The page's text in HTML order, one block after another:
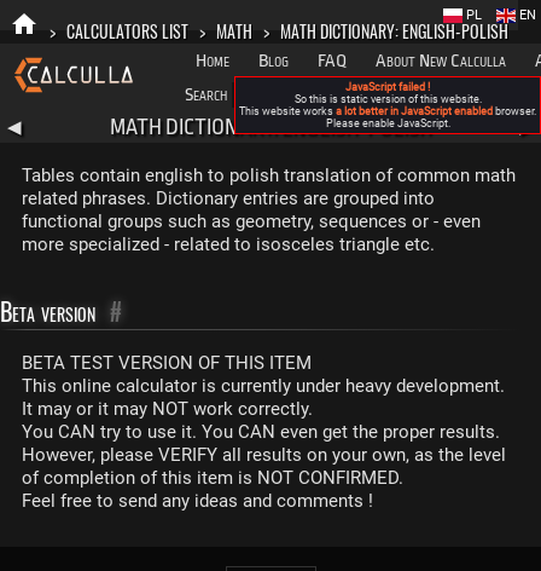
> CALCULATORS LIST > MATH > MATH DICTIONARY: ENGLISH-POLISH
Home Blog FAQ About New Calculla
Search
Categories
EN
PL
◀ MATH DICTIONARY: ENGLISH-POLISH
Tables contain english to polish translation of common math
related phrases. Dictionary entries are grouped into
functional groups such as geometry, sequences or - even
more specialized - related to isosceles triangle etc.
Beta version #
BETA TEST VERSION OF THIS ITEM
This online calculator is currently under heavy development.
It may or it may NOT work correctly.
You CAN try to use it. You CAN even get the proper results.
However, please VERIFY all results on your own, as the level
of completion of this item is NOT CONFIRMED.
Feel free to send any ideas and comments !
JavaScript failed !
So this is static version of this website.
This website works a lot better in JavaScript enabled browser.
Please enable JavaScript.